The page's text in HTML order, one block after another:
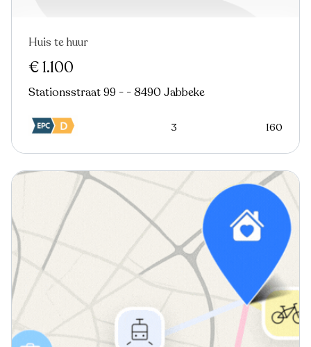
Huis te huur
€ 1.100
Stationsstraat 99 - - 8490 Jabbeke
3 160